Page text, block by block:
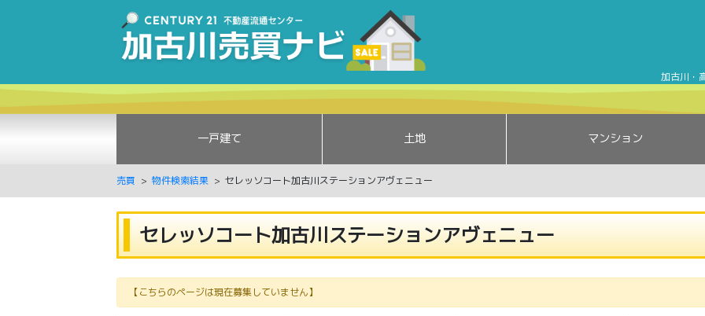
加古川・
一戸建て 土地 マンション
売買 物件検索結果 セレッソコート加古川ステーションアヴェニュー
セレッソコート加古川ステーションアヴェニュー
【こちらのページは現在募集していません】